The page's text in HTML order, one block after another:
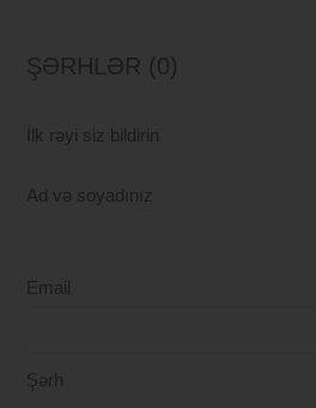
ŞƏRHLƏR (0)
İlk rəyi siz bildirin
Ad və soyadınız
Email
Şərh